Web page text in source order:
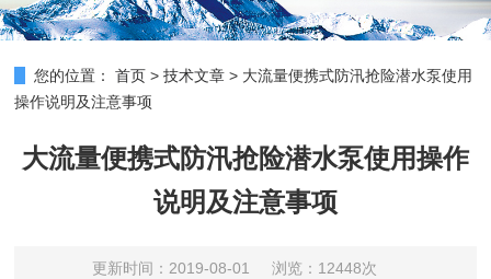
您的位置： 首页 >技术文章 > 大流量便携式防汛抢险潜水泵使用
操作说明及注意事项
大流量便携式防汛抢险潜水泵使用操作
说明及注意事项
更新时间：2019-08-01 浏览：12448次